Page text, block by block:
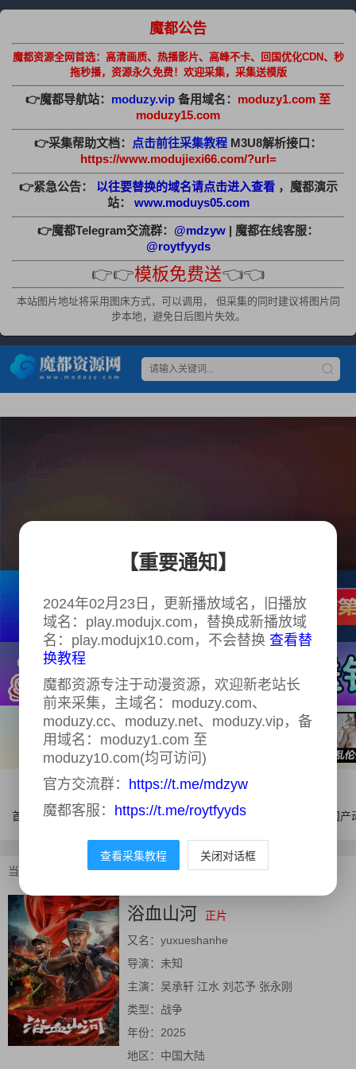
魔都公告
魔都资源全网首选：高清画质、热播影片、高峰不卡、回国优化CDN、秒
拖秒播，资源永久免费！欢迎采集，采集送模版
👉魔都导航站： moduzy.vip 备用域名： moduzy1.com 至
moduzy15.com
👉采集帮助文档： 点击前往采集教程 M3U8解析接口：
https://www.modujiexi66.com/?url=
👉紧急公告： 以往要替换的域名请点击进入查看 ，魔都演示
站：
www.moduys05.com
👉魔都Telegram交流群： @mdzyw | 魔都在线客服：
@roytfyyds
👉👉模板免费送👈👈
本站图片地址将采用图床方式，可以调用， 但采集的同时建议将图片同
步本地，避免日后图片失效。
首页 电影 连续剧 综艺 体育 国
当前位置： 首页>电影>浴血山河
浴血山河
正片
又名： yuxueshanhe
导演： 未知
主演： 吴承轩 江水 刘芯予 张永刚
类型： 战争
年份： 2025
地区： 中国大陆
【重要通知】
2024年02月23日，更新播放域名，旧播放
域名：play.modujx.com，替换成新播放域
名：play.modujx10.com，不会替换 查看替
换教程
魔都资源专注于动漫资源，欢迎新老站长
前来采集，主域名：moduzy.com、
moduzy.cc、moduzy.net、moduzy.vip，备
用域名：moduzy1.com 至
moduzy10.com(均可访问)
官方交流群： https://t.me/mdzyw
魔都客服： https://t.me/roytfyyds
查看采集教程 关闭对话框